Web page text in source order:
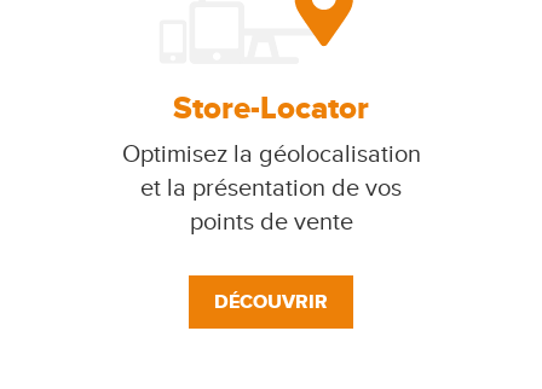
Store-Locator
Optimisez la géolocalisation
et la présentation de vos
points de vente
DÉCOUVRIR